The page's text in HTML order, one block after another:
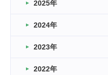
車いすバスケとRくんのお話
卒業・卒園の季節★
2026.03.11
2025年
2024年
2023年
2022年